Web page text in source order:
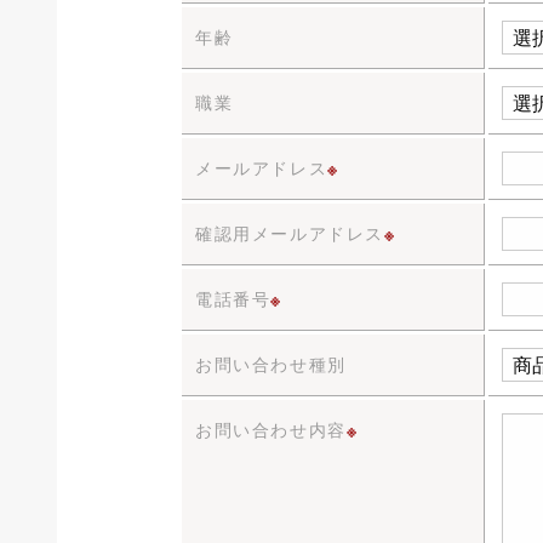
年齢
職業
メールアドレス※
確認用メールアドレス ※
電話番号※
お問い合わせ種別
お問い合わせ内容※